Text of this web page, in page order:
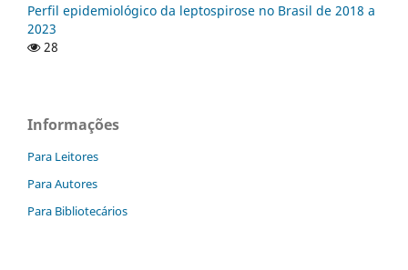
Perfil epidemiológico da leptospirose no Brasil de 2018 a
2023
28
Informações
Para Leitores
Para Autores
Para Bibliotecários